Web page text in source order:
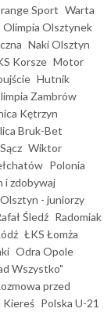
Sport Warta
Olimpia Olsztynek
Naki Olsztyn
Korsze Motor
Hutnik
Zambrów
Kętrzyn
Bruk-Bet
Wiktor
Polonia
i zdobywaj
- juniorzy
Śledź Radomiak
ŁKS Łomża
Odra Opole
Wszystko"
przed
Kiereś Polska U-21